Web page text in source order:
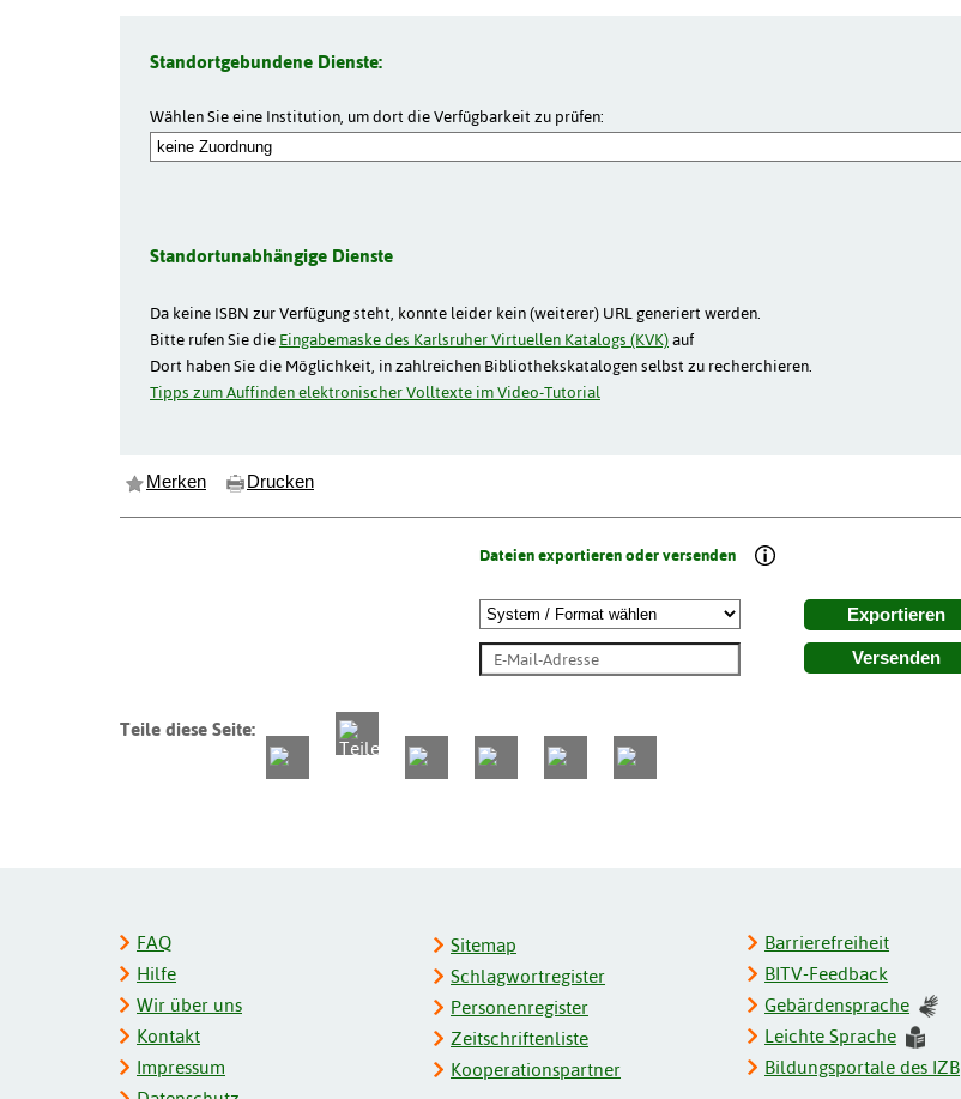
Standortgebundene Dienste:
Wählen Sie eine Institution, um dort die Verfügbarkeit zu prüfen:
Standortunabhängige Dienste
Da keine ISBN zur Verfügung steht, konnte leider kein (weiterer) URL generiert werden.
Bitte rufen Sie die Eingabemaske des Karlsruher Virtuellen Katalogs (KVK)auf
Dort haben Sie die Möglichkeit, in zahlreichen Bibliothekskatalogen selbst zu recherchieren.
Tipps zum Auffinden elektronischer Volltexte im Video-Tutorial
Merken Drucken
Dateien exportieren oder versenden
Exportieren
Versenden
Teile diese Seite:
FAQ
Hilfe
Wir über uns
Kontakt
Impressum
Sitemap
Schlagwortregister
Personenregister
Zeitschriftenliste
Kooperationspartner
Barrierefreiheit
BITV-Feedback
Gebärdensprache
Leichte Sprache
Bildungsportale des IZB